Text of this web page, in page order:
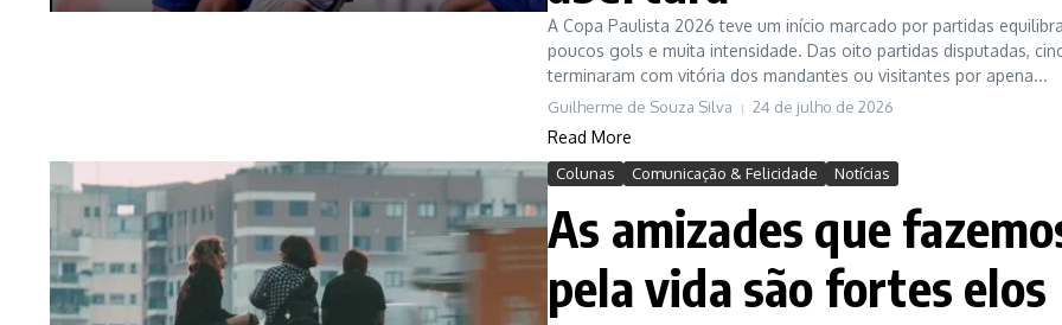
A Copa Paulista 2026 teve um início marcado por partidas
poucos gols e muita intensidade. Das oito partidas disputadas,
terminaram com vitória dos mandantes ou visitantes por apena...
Guilherme de Souza Silva 24 de julho de 2026
Read More
Colunas Comunicação & Felicidade Notícias
As amizades que
pela vida são fortes elos